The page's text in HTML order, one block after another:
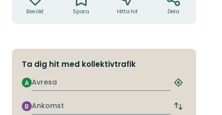
Besökt Spara Hitta hit Dela
Ta dig hit med kollektivtrafik
Avresa
A
Hitta
hållplats
Ankomst
B
Byt